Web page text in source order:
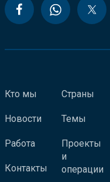
Кто мы
Новости
Работа
Контакты
Страны
Темы
Проекты
и
операции